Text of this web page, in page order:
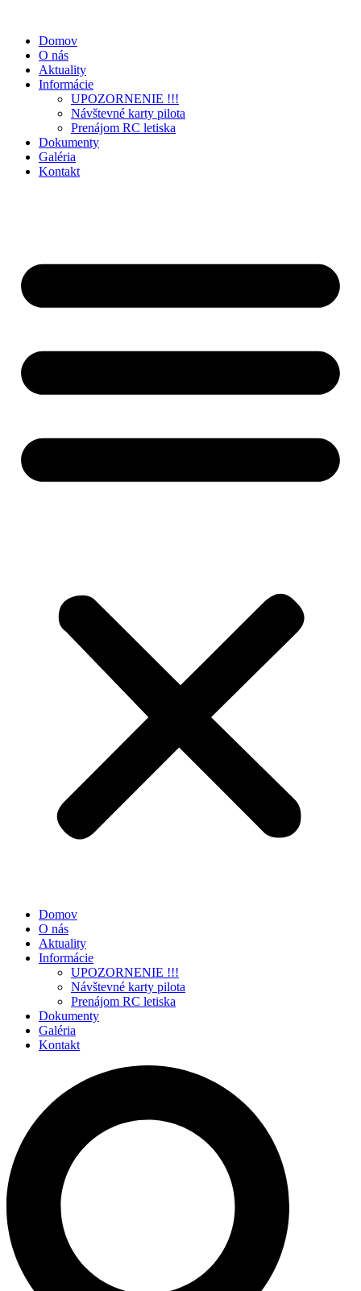
obsah
Domov
O nás
Aktuality
Informácie
UPOZORNENIE !!!
Návštevné karty pilota
Prenájom RC letiska
Dokumenty
Galéria
Kontakt
Domov
O nás
Aktuality
Informácie
UPOZORNENIE !!!
Návštevné karty pilota
Prenájom RC letiska
Dokumenty
Galéria
Kontakt